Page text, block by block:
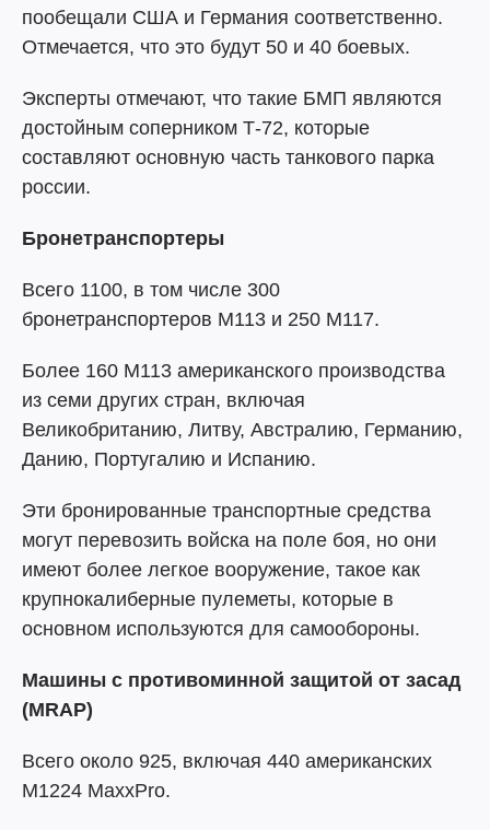
пообещали США и Германия соответственно.
Отмечается, что это будут 50 и 40 боевых.
Эксперты отмечают, что такие БМП являются
достойным соперником Т-72, ​​которые
составляют основную часть танкового парка
россии.
Бронетранспортеры
Всего 1100, в том числе 300
бронетранспортеров M113 и 250 M117.
Более 160 M113 американского производства
из семи других стран, включая
Великобританию, Литву, Австралию, Германию,
Данию, Португалию и Испанию.
Эти бронированные транспортные средства
могут перевозить войска на поле боя, но они
имеют более легкое вооружение, такое как
крупнокалиберные пулеметы, которые в
основном используются для самообороны.
Машины с противоминной защитой от засад
(MRAP)
Всего около 925, включая 440 американских
M1224 MaxxPro.